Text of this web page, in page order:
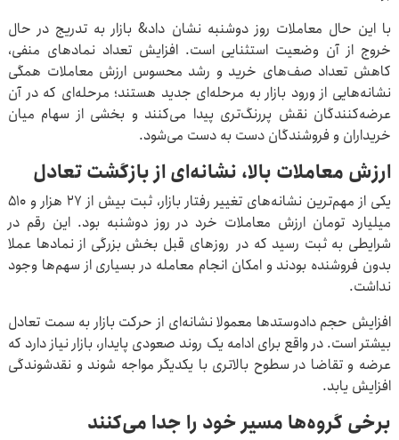
با این حال معاملات روز دوشنبه نشان داد& بازار به تدریج در حال
خروج از آن وضعیت استثنایی است. افزایش تعداد نمادهای منفی،
کاهش تعداد صف‌های خرید و رشد محسوس ارزش معاملات همگی
نشانه‌هایی از ورود بازار به مرحله‌ای جدید هستند؛ مرحله‌ای که در آن
عرضه‌کنندگان نقش پررنگ‌تری پیدا می‌کنند و بخشی از سهام میان
خریداران و فروشندگان دست به دست می‌شود.
ارزش معاملات بالا، نشانه‌ای از بازگشت تعادل
یکی از مهم‌ترین نشانه‌های تغییر رفتار بازار، ثبت بیش از ۲۷ هزار و ۵۱۰
میلیارد تومان ارزش معاملات خرد در روز دوشنبه بود. این رقم در
شرایطی به ثبت رسید که در روزهای قبل بخش بزرگی از نمادها عملا
بدون فروشنده بودند و امکان انجام معامله در بسیاری از سهم‌ها وجود
نداشت.
افزایش حجم دادوستدها معمولا نشانه‌ای از حرکت بازار به سمت تعادل
بیشتر است. در واقع برای ادامه یک روند صعودی پایدار، بازار نیاز دارد که
عرضه و تقاضا در سطوح بالاتری با یکدیگر مواجه شوند و نقدشوندگی
افزایش یابد.
برخی گروه‌ها مسیر خود را جدا می‌کنند